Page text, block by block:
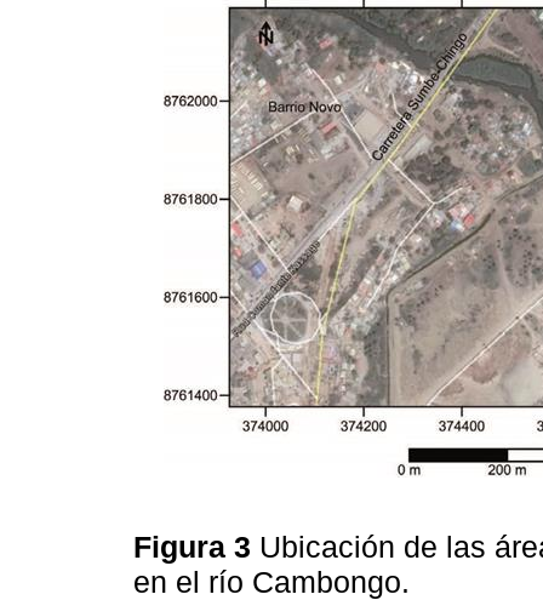
Figura 3 Ubicación de las
en el río Cambongo.